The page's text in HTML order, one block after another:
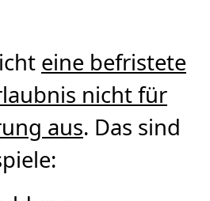
eine befristete
nicht für
aus. Das sind